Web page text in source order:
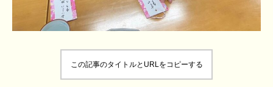
この記事のタイトルとURLをコピーする